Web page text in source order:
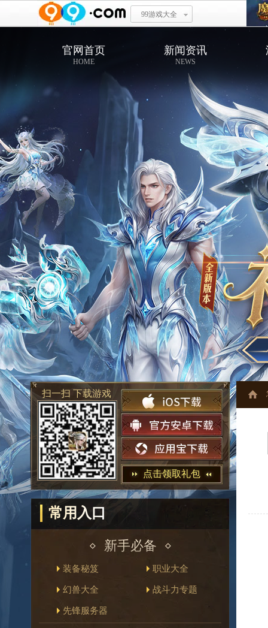
99游戏大全
官网首页
HOME
新闻资讯
NEWS
扫一扫 下载游戏
点击领取礼包
常用入口
新手必备
装备秘笈 职业大全
幻兽大全 战斗力专题
先锋服务器